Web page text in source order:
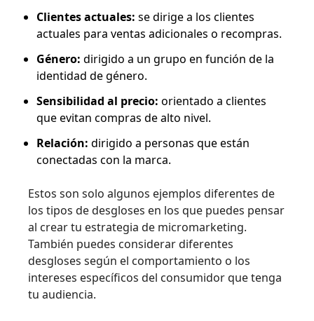
Clientes actuales: se dirige a los clientes
actuales para ventas adicionales o recompras.
Género: dirigido a un grupo en función de la
identidad de género.
Sensibilidad al precio: orientado a clientes
que evitan compras de alto nivel.
Relación: dirigido a personas que están
conectadas con la marca.
Estos son solo algunos ejemplos diferentes de
los tipos de desgloses en los que puedes pensar
al crear tu estrategia de micromarketing.
También puedes considerar diferentes
desgloses según el comportamiento o los
intereses específicos del consumidor que tenga
tu audiencia.